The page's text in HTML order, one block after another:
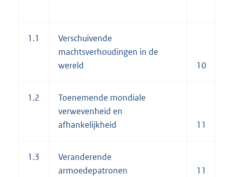
1.1
Verschuivende
machtsverhoudingen in de
wereld
10
1.2
Toenemende mondiale
verwevenheid en
afhankelijkheid
11
1.3
Veranderende
armoedepatronen
11